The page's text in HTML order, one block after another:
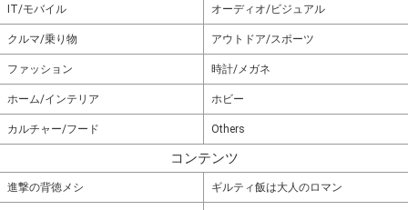
IT/モバイル オーディオ/ビジュアル
クルマ/乗り物 アウトドア/スポーツ
ファッション 時計/メガネ
ホーム/インテリア ホビー
カルチャー/フード Others
コンテンツ
進撃の背徳メシ ギルティ飯は大人のロマン